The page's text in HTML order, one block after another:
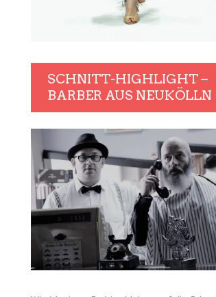
SCHNITT-HIGHLIGHT –
BARBER AUS NEUKÖLLN